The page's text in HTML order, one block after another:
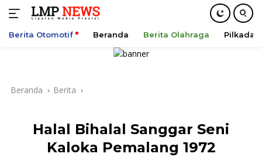
Berita Otomotif Beranda Berita Olahraga Pilkada
Beranda Berita
Halal Bihalal Sanggar Seni
Kaloka Pemalang 1972